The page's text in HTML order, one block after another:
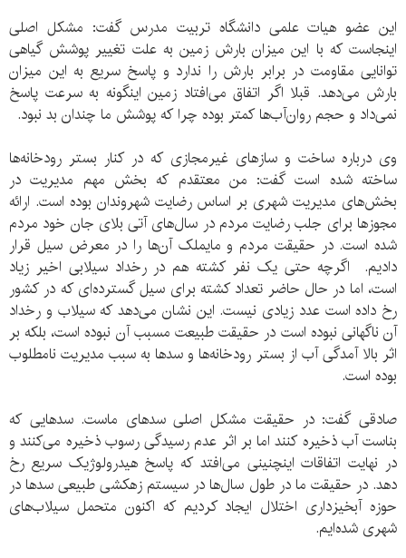
این عضو هیات علمی دانشگاه تربیت مدرس گفت: مشکل اصلی
اینجاست که با این میزان بارش زمین به علت تغییر پوشش گیاهی
توانایی مقاومت در برابر بارش را ندارد و پاسخ سریع به این میزان
بارش می‌دهد. قبلا اگر اتفاق می‌افتاد زمین اینگونه به سرعت پاسخ
نمی‌داد و حجم روان‌آب‌ها کمتر بوده چرا که پوشش ما چندان بد نبود.
وی درباره ساخت و سازهای غیرمجازی که در کنار بستر رودخانه‌ها
ساخته شده است گفت: من معتقدم که بخش مهم مدیریت در
بخش‌های مدیریت شهری بر اساس رضایت شهروندان بوده است. ارائه
مجوزها برای جلب رضایت مردم در سال‌های آتی بلای جان خود مردم
شده است. در حقیقت مردم و مایملک آن‌ها را در معرض سیل قرار
دادیم. اگرچه حتی یک نفر کشته هم در رخداد سیلابی اخیر زیاد
است، اما در حال حاضر تعداد کشته برای سیل گسترده‌ای که در کشور
رخ داده است عدد زیادی نیست. این نشان‌ می‌دهد که سیلاب و رخداد
آن ناگهانی نبوده است در حقیقت طبیعت مسبب آن نبوده است، بلکه بر
اثر بالا‌ آمدگی آب از بستر رودخانه‌ها و سد‌ها به سبب مدیریت نامطلوب
بوده است.
صادقی گفت: در حقیقت مشکل اصلی سدهای ماست. سدهایی که
بناست آب ذخیره کنند اما بر اثر عدم رسیدگی رسوب ذخیره می‌کنند و
در نهایت اتفاقات اینچنینی می‌افتد که پاسخ هیدرولوژیک سریع رخ
دهد. در حقیقت ما در طول سال‌ها در سیستم زهکشی طبیعی سد‌ها در
حوزه آبخیزداری اختلال ایجاد کردیم که اکنون متحمل سیلاب‌های
شهری شده‌ایم.